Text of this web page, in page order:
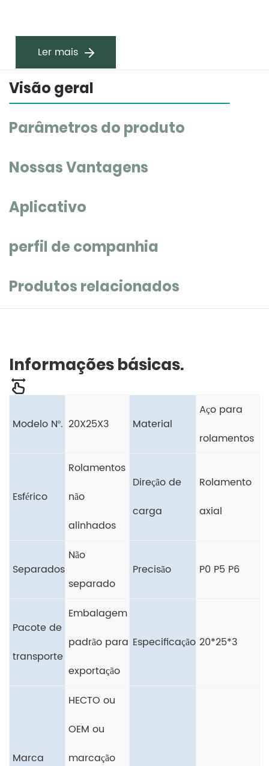
Ler mais
Visão geral
Parâmetros do produto
Nossas Vantagens
Aplicativo
perfil de companhia
Produtos relacionados
Informações básicas.
Modelo Nº. 20X25X3 Material
Aço para
rolamentos
Esférico
Rolamentos
não
alinhados
Direção de
carga
Rolamento
axial
Separados
Não
separado
Precisão P0 P5 P6
Pacote de
transporte
Embalagem
padrão para
exportação
Especificação 20*25*3
Marca
HECTO ou
OEM ou
marcação